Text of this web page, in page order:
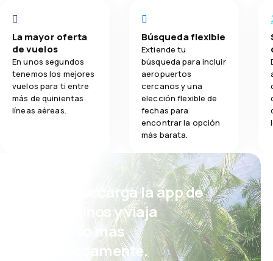
Comodidad de viaje 5.0
Transporte de equipaje 5.0
Comidas 5.0
Comodidad
La mayor oferta
de vuelos
En unos segundos
tenemos los mejores
vuelos para ti entre
más de quinientas
líneas aéreas.
Búsqueda flexible
Extiende tu
búsqueda para incluir
aeropuertos
cercanos y una
elección flexible de
fechas para
encontrar la opción
más barata.
¡Eh! Descarga la app de
eDestinos y viaja
incluso más
cómodamente.